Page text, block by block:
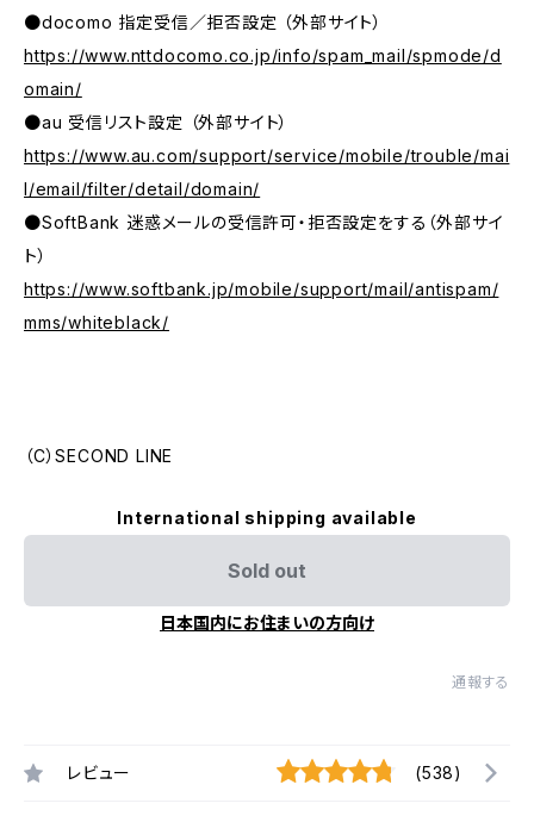
●docomo 指定受信／拒否設定 （外部サイト）
https://www.nttdocomo.co.jp/info/spam_mail/spmode/d
omain/
●au 受信リスト設定 （外部サイト）
https://www.au.com/support/service/mobile/trouble/mai
l/email/filter/detail/domain/
●SoftBank 迷惑メールの受信許可・拒否設定をする（外部サイ
ト）
https://www.softbank.jp/mobile/support/mail/antispam/
mms/whiteblack/
（C）SECOND LINE
International shipping available
Sold out
日本国内にお住まいの方向け
通報する
レビュー (538)